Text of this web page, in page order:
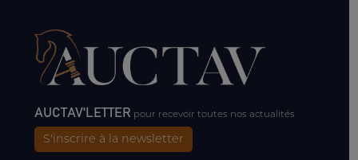
AUCTAV'LETTER pour recevoir toutes nos actualités
S'inscrire à la newsletter